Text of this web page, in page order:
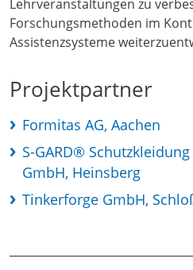
Lehrveranstaltungen zu
Forschungsmethoden im
Assistenzsysteme
Projektpartner
Formitas AG, Aachen
S-GARD®
GmbH, Heinsberg
Tinkerforge GmbH,